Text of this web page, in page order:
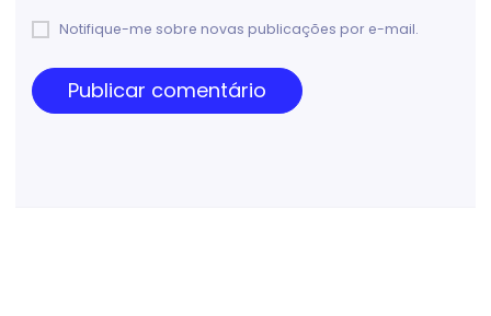
Notifique-me sobre novas publicações por e-mail.